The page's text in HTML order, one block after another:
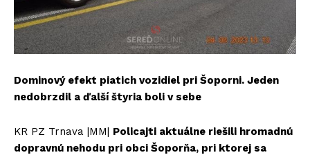
Dominový efekt piatich vozidiel pri Šoporni. Jeden
nedobrzdil a ďalší štyria boli v sebe
KR PZ Trnava |MM| Policajti aktuálne riešili hromadnú
dopravnú nehodu pri obci Šoporňa, pri ktorej sa